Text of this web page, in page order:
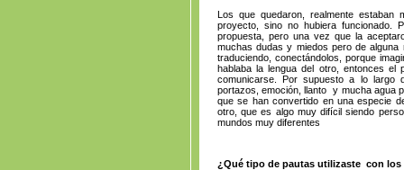
Los que quedaron, realmente
proyecto, sino no hubiera funcionado.
propuesta, pero una vez que la
muchas dudas y miedos pero de alguna
traduciendo, conectándolos, porque
hablaba la lengua del otro, entonces
comunicarse. Por supuesto a lo largo
portazos, emoción, llanto y mucha agua
que se han convertido en una especie
otro, que es algo muy difícil siendo
mundos muy diferentes
¿Qué tipo de pautas utilizaste con